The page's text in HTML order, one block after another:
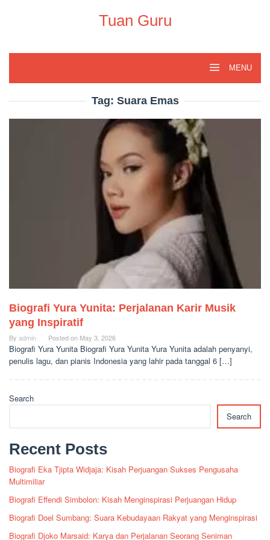
Tuan Guru
MENU
Tag: Suara Emas
Biografi Yura Yunita: Perjalanan Karir Musik
yang Inspiratif
By admin Posted on May 3, 2026
Biografi Yura Yunita Biografi Yura Yunita Yura Yunita adalah penyanyi,
penulis lagu, dan pianis Indonesia yang lahir pada tanggal 6 […]
Search
Search
Recent Posts
Biografi Eka Tjipta Widjaja: Kisah Perjuangan Sukses Pengusaha
Multimiliar
Biografi Effendi Simbolon: Kisah Menginspirasi Perjuangan Hidup
Biografi Doel Sumbang: Suara Kebudayaan Rakyat yang Menginspirasi
Biografi Djoko Marsaid: Karya dan Perjalanan Seorang Seniman